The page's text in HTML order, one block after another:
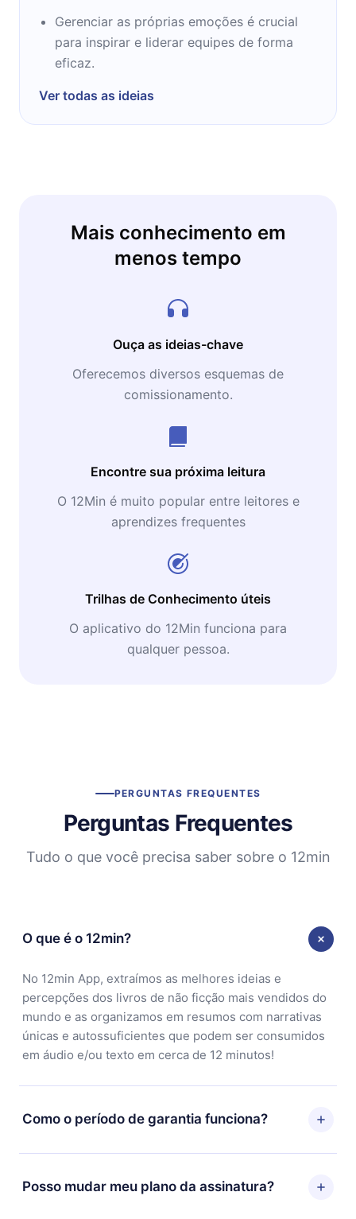
Gerenciar as próprias emoções é crucial
para inspirar e liderar equipes de forma
eficaz.
Ver todas as ideias
Mais conhecimento em
menos tempo
Ouça as ideias-chave
Oferecemos diversos esquemas de
comissionamento.
Encontre sua próxima leitura
O 12Min é muito popular entre leitores e
aprendizes frequentes
Trilhas de Conhecimento úteis
O aplicativo do 12Min funciona para
qualquer pessoa.
PERGUNTAS FREQUENTES
Perguntas Frequentes
Tudo o que você precisa saber sobre o 12min
O que é o 12min?
No 12min App, extraímos as melhores ideias e
percepções dos livros de não ficção mais vendidos do
mundo e as organizamos em resumos com narrativas
únicas e autossuficientes que podem ser consumidos
em áudio e/ou texto em cerca de 12 minutos!
Como o período de garantia funciona?
Você pode baixar nosso aplicativo e começar a
aproveitar nossa biblioteca. Se por algum motivo não
ficar satisfeito com nossa plataforma, basta entrar em
Posso mudar meu plano da assinatura?